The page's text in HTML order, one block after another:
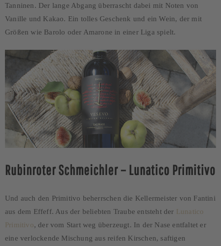
Tanninen. Der lange Abgang überrascht dabei mit Noten von
Vanille und Kakao. Ein tolles Geschenk und ein Wein, der mit
Größen wie Barolo oder Amarone in einer Liga spielt.
Rubinroter Schmeichler – Lunatico Primitivo
Und auch den Primitivo beherrschen die Kellermeister von Fantini
aus dem Effeff. Aus der beliebten Traube entsteht der Lunatico
Primitivo, der vom Start weg überzeugt. In der Nase entfaltet er
eine verlockende Mischung aus reifen Kirschen, saftigen